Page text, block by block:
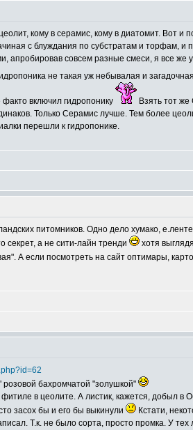
кому в серамис, кому в диатомит. Вот
с блуждания по субстратам и торфам,
совсем разные смеси, я все же
не такая уж небывалая и загадочная
включил гидропонику
Взять тот
Только Серамис лучше. Тем более
перешли к гидропонике.
питомников. Одно дело хумако,
секрет, а не сити-лайн тренди
хотя
А если посмотреть на сайт оптимары,
бахромчатой "золушкой"
в цеолите. А листик, кажется, добыл
засох бы и его бы выкинули
Кстати,
Т.к. не было сорта, просто промка. У